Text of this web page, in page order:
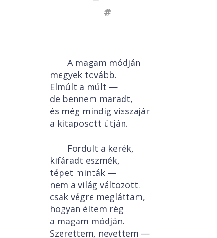
A magam módján
megyek tovább.
Elmúlt a múlt —
de bennem maradt,
és még mindig visszajár
a kitaposott útján.
Fordult a kerék,
kifáradt eszmék,
tépet minták —
nem a világ változott,
csak végre megláttam,
hogyan éltem rég
a magam módján.
Szerettem, nevettem —